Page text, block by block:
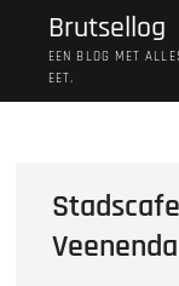
Brutsellog
EEN BLOG MET
EET.